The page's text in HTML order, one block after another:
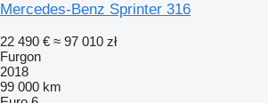
Mercedes-Benz Sprinter 316
22 490 € ≈ 97 010 zł
Furgon
2018
99 000 km